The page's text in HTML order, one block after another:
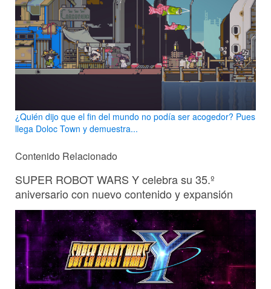
¿Quién dijo que el fin del mundo no podía ser acogedor? Pues
llega Doloc Town y demuestra...
Contenido Relacionado
SUPER ROBOT WARS Y celebra su 35.º
aniversario con nuevo contenido y expansión